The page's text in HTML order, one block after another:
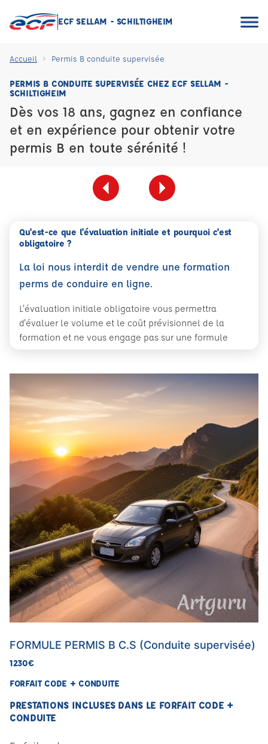
ECF SELLAM - SCHILTIGHEIM
Accueil Permis B conduite supervisée
PERMIS B CONDUITE SUPERVISÉE CHEZ ECF SELLAM -
SCHILTIGHEIM
Dès vos 18 ans, gagnez en confiance
et en expérience pour obtenir votre
permis B en toute sérénité !
Qu'est-ce que l'évaluation initiale et pourquoi c'est
obligatoire ?
La loi nous interdit de vendre une formation
perms de conduire en ligne.
L'évaluation initiale obligatoire vous permettra
d'évaluer le volume et le coût prévisionnel de la
formation et ne vous engage pas sur une formule
FORMULE PERMIS B C.S (Conduite supervisée)
1230€
FORFAIT CODE + CONDUITE
PRESTATIONS INCLUSES DANS LE FORFAIT CODE +
CONDUITE